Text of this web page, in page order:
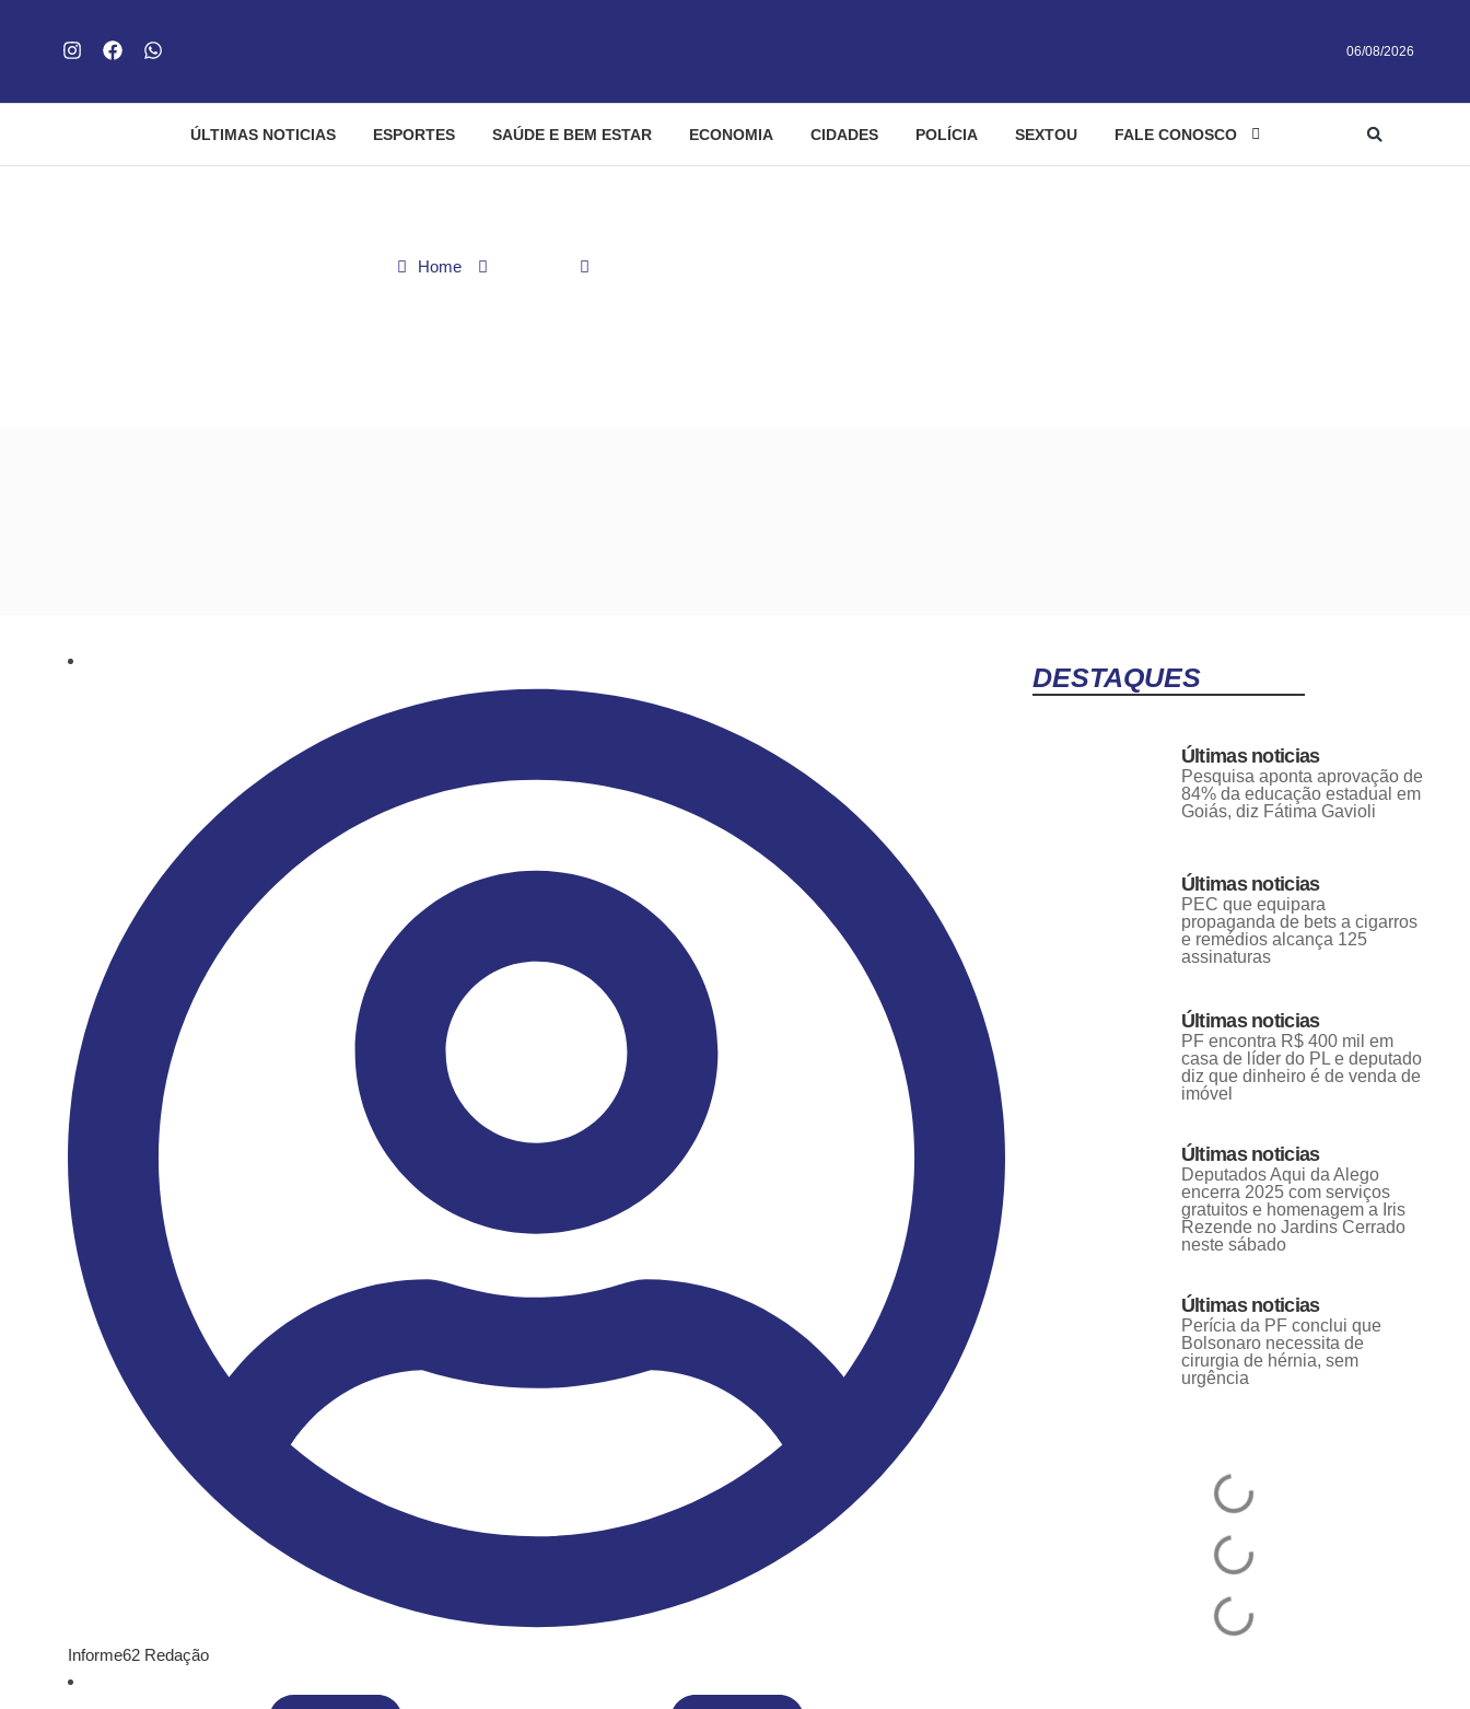
06/08/2026
ÚLTIMAS NOTICIAS ESPORTES SAÚDE E BEM ESTAR ECONOMIA CIDADES POLÍCIA SEXTOU FALE CONOSCO
Home
Informe62 Redação
DESTAQUES
Últimas noticias
Pesquisa aponta aprovação de
84% da educação estadual em
Goiás, diz Fátima Gavioli
Últimas noticias
PEC que equipara
propaganda de bets a cigarros
e remédios alcança 125
assinaturas
Últimas noticias
PF encontra R$ 400 mil em
casa de líder do PL e deputado
diz que dinheiro é de venda de
imóvel
Últimas noticias
Deputados Aqui da Alego
encerra 2025 com serviços
gratuitos e homenagem a Iris
Rezende no Jardins Cerrado
neste sábado
Últimas noticias
Perícia da PF conclui que
Bolsonaro necessita de
cirurgia de hérnia, sem
urgência